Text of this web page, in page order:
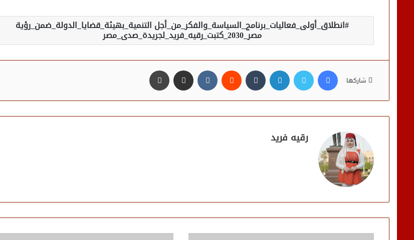
انطلاق_أولى_فعاليات_برنامج_السياسة_والفكر_من_أجل التنمية_بهيئة_قضايا_الدولة_ضمن_رؤية
مصر_2030_كتبت_رقيه_فريد_لجريدة_صدى_مصر
شاركها
فيسبوك تويتر لينكدإن مشاركة عبر البريد
رقيه فريد